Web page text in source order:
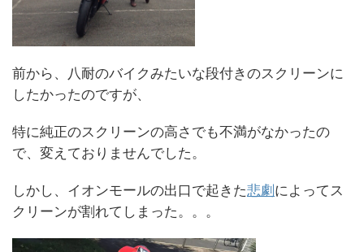
前から、八耐のバイクみたいな段付きのスクリーンに
したかったのですが、
特に純正のスクリーンの高さでも不満がなかったの
で、変えておりませんでした。
しかし、イオンモールの出口で起きた悲劇によってス
クリーンが割れてしまった。。。